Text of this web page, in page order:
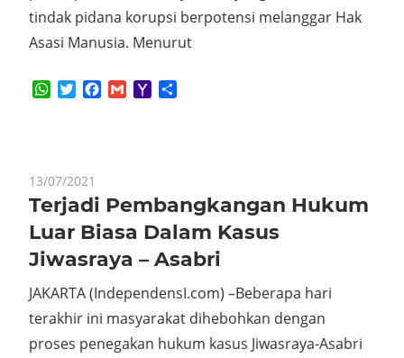
tindak pidana korupsi berpotensi melanggar Hak
Asasi Manusia. Menurut
WhatsApp
TwitterFacebook
GmailYahoo
13/07/2021
Terjadi Pembangkangan Hukum
Luar Biasa Dalam Kasus
Jiwasraya – Asabri
JAKARTA (IndependensI.com) –Beberapa hari
terakhir ini masyarakat dihebohkan dengan
proses penegakan hukum kasus Jiwasraya-Asabri